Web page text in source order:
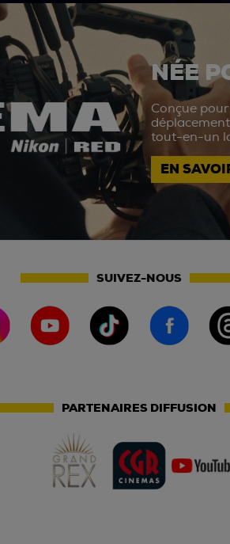
NÉE
Conçue
tout-en-un
EN
SUIVEZ-NOUS
PARTENAIRES DIFFUSION